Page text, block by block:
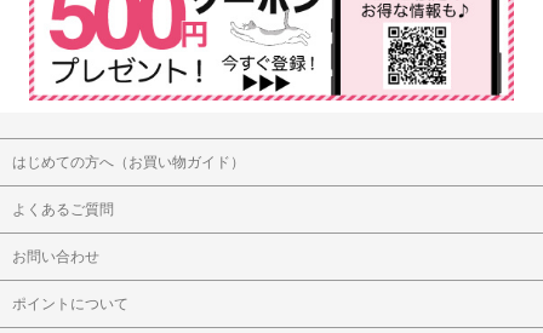
はじめての方へ（お買い物ガイド）
よくあるご質問
お問い合わせ
ポイントについて